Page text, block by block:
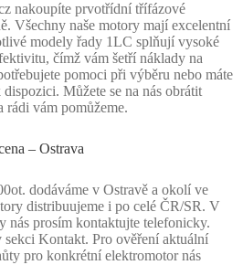
nakoupíte prvotřídní třífázové
Všechny naše motory mají excelentní
modely řady 1LC splňují vysoké
čímž vám šetří náklady na
pomoci při výběru nebo máte
Můžete se na nás obrátit
rádi vám pomůžeme.
– Ostrava
dodáváme v Ostravě a okolí ve
distribuujeme i po celé ČR/SR. V
nás prosím kontaktujte telefonicky.
sekci Kontakt. Pro ověření aktuální
pro konkrétní elektromotor nás